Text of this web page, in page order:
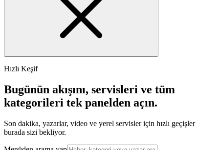
Hızlı Keşif
Bugünün akışını, servisleri ve tüm
kategorileri tek panelden açın.
Son dakika, yazarlar, video ve yerel servisler için hızlı geçişler
burada sizi bekliyor.